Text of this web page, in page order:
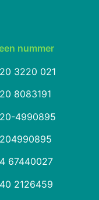
nummer
3220 021
8083191
4990895
67440027
2126459